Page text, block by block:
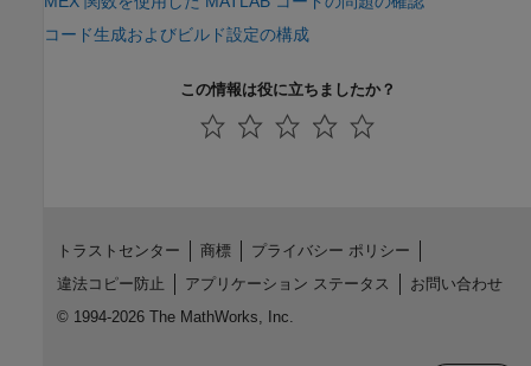
コード生成およびビルド設定の構成
この情報は役に立ちましたか？
トラストセンター 商標
プライバシー ポリシー
違法コピー防止
アプリケーション ステータス
お問い合わせ
© 1994-2026 The MathWorks, Inc.